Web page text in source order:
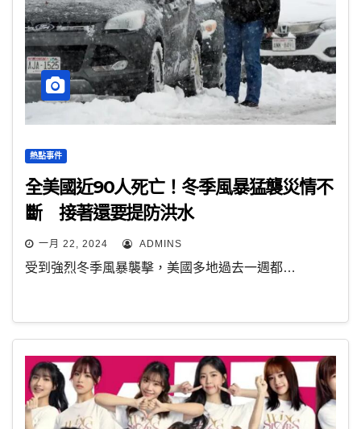
熱點事件
全美國近90人死亡！冬季風暴猛襲災情不
斷 接著還要提防洪水
一月 22, 2024 ADMINS
受到強烈冬季風暴襲擊，美國多地過去一週都…